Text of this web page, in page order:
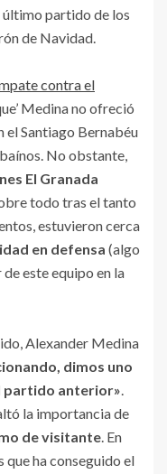
último partido de los
de Navidad.
contra el
Medina no ofreció
el Santiago Bernabéu
No obstante,
El Granada
todo tras el tanto
estuvieron cerca
en defensa (algo
este equipo en la
Alexander Medina
dimos uno
partido anterior».
la importancia de
de visitante. En
que ha conseguido el